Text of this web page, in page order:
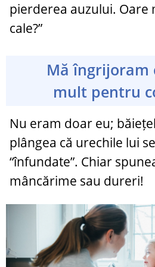
pierderea auzului. Oare
cale?”
Mă îngrijoram
mult pentru
Nu eram doar eu;
plângea că urechile lui
“înfundate”. Chiar
mâncărime sau dureri!